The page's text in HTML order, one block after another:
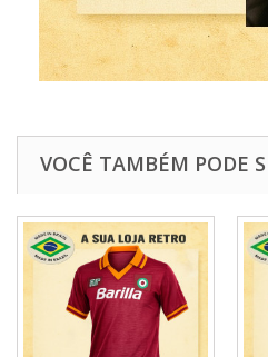
VOCÊ TAMBÉM PODE